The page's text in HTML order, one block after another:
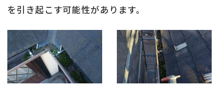
を引き起こす可能性があります。